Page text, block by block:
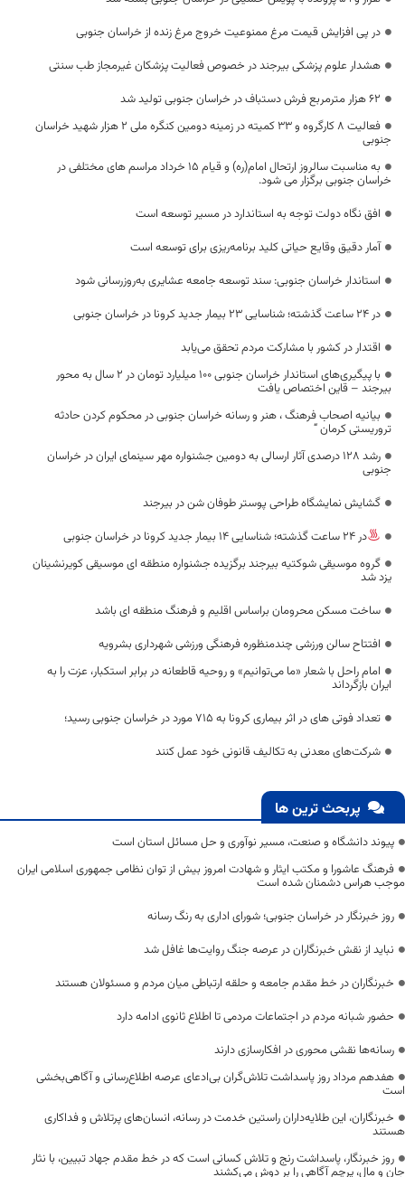
در پی افزایش قیمت مرغ ممنوعیت خروج مرغ زنده از خراسان جنوبی
هشدار علوم پزشکی بیرجند در خصوص فعالیت پزشکان غیرمجاز طب سنتی
۶۲ هزار مترمربع فرش دستباف در خراسان جنوبی تولید شد
فعالیت ۸ کارگروه و ۳۳ کمیته در زمینه دومین کنگره ملی ۲ هزار شهید خراسان
جنوبی
به مناسبت سالروز ارتحال امام(ره) و قیام ۱۵ خرداد مراسم های مختلفی در
خراسان جنوبی برگزار می شود.
افق نگاه دولت توجه به استاندارد در مسیر توسعه است
آمار دقیق وقایع حیاتی کلید برنامه‌ریزی برای توسعه است
استاندار خراسان جنوبی: سند توسعه جامعه عشایری به‌روزرسانی شود
در 24 ساعت گذشته؛ شناسایی 23 بیمار جدید کرونا در خراسان جنوبی
اقتدار در کشور با مشارکت مردم تحقق می‌یابد
با پیگیری‌های استاندار خراسان جنوبی ۱۰۰ میلیارد تومان در ۲ سال به محور
بیرجند – قاین اختصاص یافت
بیانیه اصحاب فرهنگ ، هنر و رسانه خراسان جنوبی در محکوم کردن حادثه
تروریستی کرمان “
رشد ۱۲۸ درصدی آثار ارسالی به دومین جشنواره مهر سینمای ایران در خراسان
جنوبی
گشایش نمایشگاه طراحی پوستر طوفان شن در بیرجند
در 24 ساعت گذشته؛ شناسایی 14 بیمار جدید کرونا در خراسان جنوبی
گروه موسیقی شوکتیه بیرجند برگزیده جشنواره منطقه ای موسیقی کویرنشینان
یزد شد
ساخت مسکن محرومان براساس اقلیم و فرهنگ منطقه ای باشد
افتتاح سالن ورزشی چندمنظوره فرهنگی ورزشی شهرداری بشرویه
امام راحل با شعار «ما می‌توانیم» و روحیه قاطعانه در برابر استکبار، عزت را به
ایران بازگرداند
تعداد فوتی های در اثر بیماری کرونا به 715 مورد در خراسان جنوبی رسید؛
شرکت‌های معدنی به تکالیف قانونی خود عمل کنند
پربحث ترین ها
پیوند دانشگاه و صنعت، مسیر نوآوری و حل مسائل استان است
فرهنگ عاشورا و مکتب ایثار و شهادت امروز بیش از توان نظامی جمهوری اسلامی ایران
موجب هراس دشمنان شده است
روز خبرنگار در خراسان جنوبی؛ شورای اداری به رنگ رسانه
نباید از نقش خبرنگاران در عرصه جنگ روایت‌ها غافل شد
خبرنگاران در خط مقدم جامعه و حلقه ارتباطی میان مردم و مسئولان هستند
حضور شبانه مردم در اجتماعات مردمی تا اطلاع ثانوی ادامه دارد
رسانه‌ها نقشی محوری در افکارسازی دارند
هفدهم مرداد روز پاسداشت تلاش‌گران بی‌ادعای عرصه اطلاع‌رسانی و آگاهی‌بخشی
است
خبرنگاران، این طلایه‌داران راستین خدمت در رسانه، انسان‌های پرتلاش و فداکاری
هستند
روز خبرنگار، پاسداشت رنج و تلاش کسانی است که در خط مقدم جهاد تبیین، با نثار
جان و مال، پرچم آگاهی را بر دوش می‌کشند